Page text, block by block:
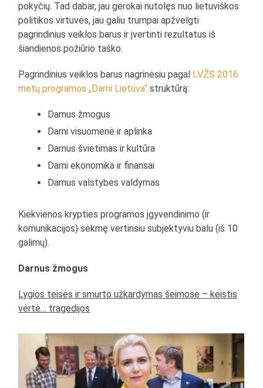
pokyčių. Tad dabar, jau gerokai nutolęs nuo lietuviškos
politikos virtuvės, jau galiu trumpai apžvelgti
pagrindinius veiklos barus ir įvertinti rezultatus iš
šiandienos požiūrio taško.
Pagrindinius veiklos barus nagrinėsiu pagal LVŽS 2016
metų programos „Darni Lietuva“ struktūrą:
Darnus žmogus
Darni visuomenė ir aplinka
Darnus švietimas ir kultūra
Darni ekonomika ir finansai
Darnus valstybės valdymas
Kiekvienos krypties programos įgyvendinimo (ir
komunikacijos) sėkmę vertinsiu subjektyviu balu (iš 10
galimų).
Darnus žmogus
Lygios teisės ir smurto užkardymas šeimose – keistis
vertė… tragedijos